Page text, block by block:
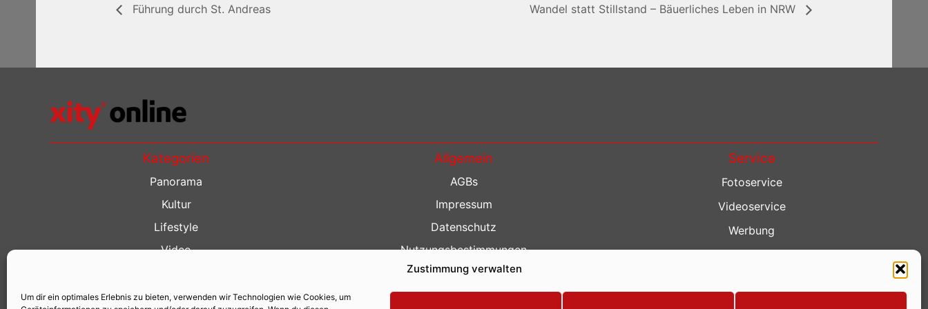
Zustimmung verwalten
Um dir ein optimales Erlebnis zu bieten, verwenden wir Technologien wie Cookies, um
Führung durch St. Andreas Wandel statt Stillstand – Bäuerliches Leben in NRW
Kategorien
Panorama
Kultur
Lifestyle
Video
Kino Guide
Allgemein
AGBs
Impressum
Datenschutz
Nutzungsbestimmungen
Kontakt
Barrierefreiheit
Service
Fotoservice
Videoservice
Werbung